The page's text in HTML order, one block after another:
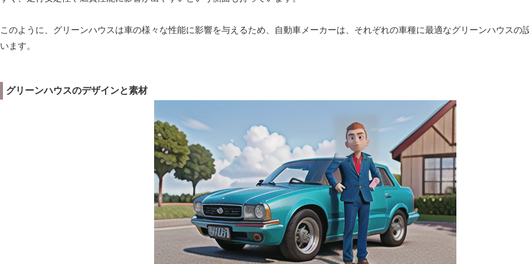
このように、グリーンハウスは車の様々な性能に影響を与えるため、自動車メーカーは、それぞれの車種に最適なグリーンハウスの
います。
グリーンハウスのデザインと素材